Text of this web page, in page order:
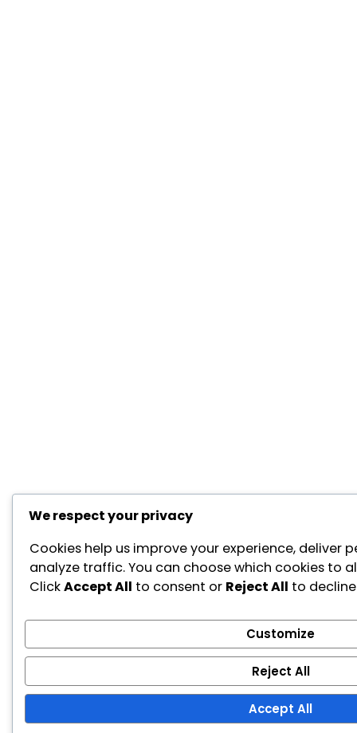
We respect your privacy
Cookies help us improve your experience, deliver
analyze traffic. You can choose which cookies to
ClickAccept All to consent or Reject All to
Customize
Reject All
Accept All